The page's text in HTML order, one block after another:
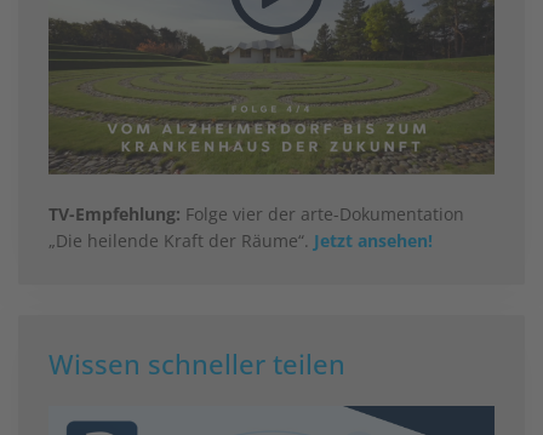
TV-Empfehlung: Folge vier der arte-Dokumentation
„Die heilende Kraft der Räume“. Jetzt ansehen!
Wissen schneller teilen